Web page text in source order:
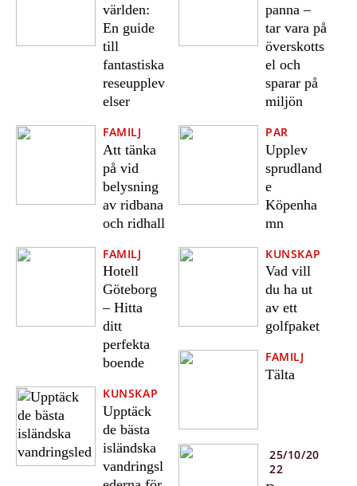
världen:
En guide
till
fantastiska
reseupplev
elser
FAMILJ
Att tänka
på vid
belysning
av ridbana
och ridhall
FAMILJ
Hotell
Göteborg
– Hitta
ditt
perfekta
boende
KUNSKAP
Upptäck
de bästa
isländska
vandringsl
panna –
tar vara på
överskotts
el och
sparar på
miljön
PAR
Upplev
sprudland
e
Köpenha
mn
KUNSKAP
Vad vill
du ha ut
av ett
golfpaket
FAMILJ
Tälta
25/10/20
22